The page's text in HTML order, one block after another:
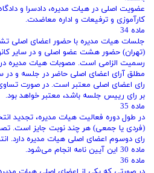
عضویت اصلی در هیات ‌مدیره، دادسرا و
کارآموزی و ترفیعات و اداره معاضدت.
ماده 34
جلسات هیات ‌مدیره با حضور اعضای اصلی
(تهران) حضور هشت عضو اصلی و در سایر
رسمیت الزامی است. مصوبات هیات ‌مدیره در
مطلق آرای اعضای اصلی حاضر در جلسه و در
رای اعضای اصلی معتبر است. در صورت
بر رای رییس جلسه باشد، معتبر خواهد بود.
ماده 35
در طول دوره فعالیت هیات‌ مدیره، تجدید
(فردی یا جمعی) هر چند نوبت جایز است.
رای دوسوم اعضای اصلی هیات ‌مدیره دارد.
ماده 30 این آیین نامه انجام می‌شود.
ماده 36